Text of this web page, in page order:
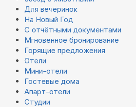
Для вечеринок
На Новый Год
С отчётными документами
Мгновенное бронирование
Горящие предложения
Отели
Мини-отели
Гостевые дома
Апарт-отели
Студии